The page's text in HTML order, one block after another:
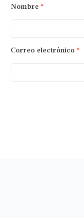
Nombre *
Correo electrónico *